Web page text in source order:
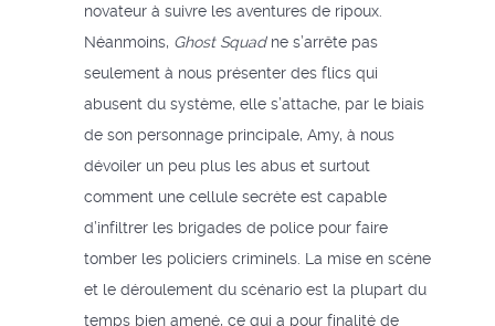
novateur à suivre les aventures de ripoux.
Néanmoins, Ghost Squadne s’arrête pas
seulement à nous présenter des flics qui
abusent du système, elle s’attache, par le biais
de son personnage principale, Amy, à nous
dévoiler un peu plus les abus et surtout
comment une cellule secrète est capable
d’infiltrer les brigades de police pour faire
tomber les policiers criminels. La mise en scène
et le déroulement du scénario est la plupart du
temps bien amené, ce qui a pour finalité de